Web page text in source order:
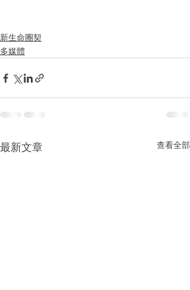
新生命團契
多媒體
最新文章 查看全部